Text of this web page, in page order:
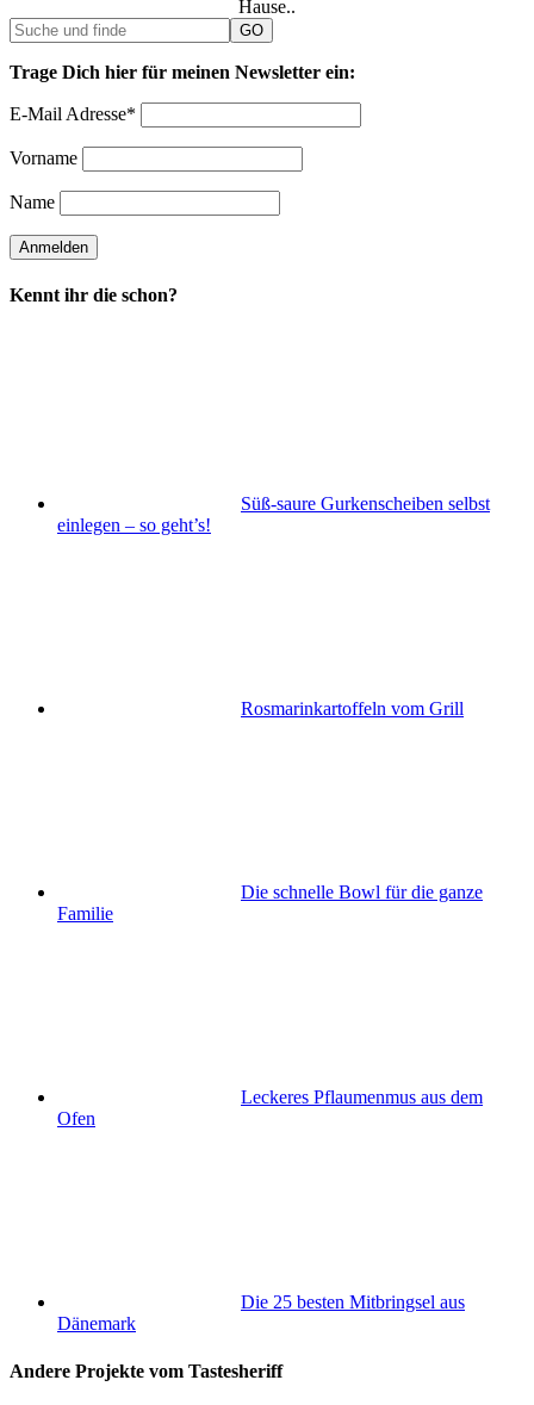
Hause..
Trage Dich hier für meinen Newsletter ein:
E-Mail Adresse*
Vorname
Name
Kennt ihr die schon?
Süß-saure Gurkenscheiben selbst
einlegen – so geht’s!
Rosmarinkartoffeln vom Grill
Die schnelle Bowl für die ganze
Familie
Leckeres Pflaumenmus aus dem
Ofen
Die 25 besten Mitbringsel aus
Dänemark
Andere Projekte vom Tastesheriff